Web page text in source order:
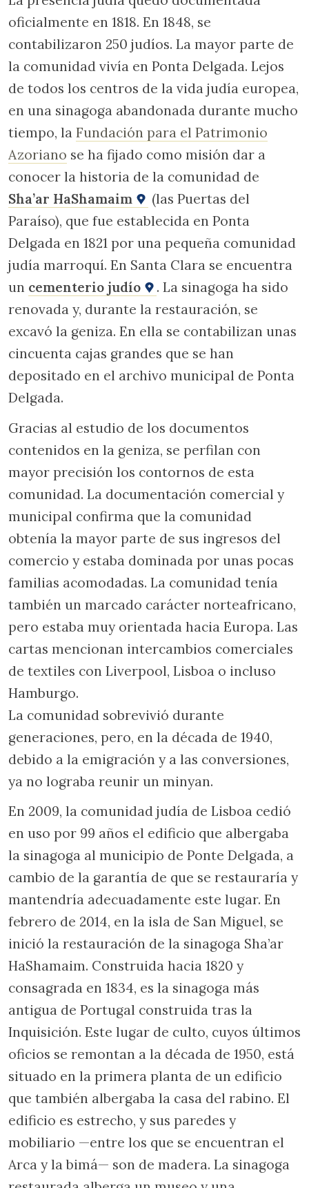
oficialmente en 1818. En 1848, se
contabilizaron 250 judíos. La mayor parte de
la comunidad vivía en Ponta Delgada. Lejos
de todos los centros de la vida judía europea,
en una sinagoga abandonada durante mucho
tiempo, la Fundación para el Patrimonio
Azoriano se ha fijado como misión dar a
conocer la historia de la comunidad de
Sha’ar HaShamaim
(las Puertas del
Paraíso), que fue establecida en Ponta
Delgada en 1821 por una pequeña comunidad
judía marroquí. En Santa Clara se encuentra
un cementerio judío
. La sinagoga ha sido
renovada y, durante la restauración, se
excavó la geniza. En ella se contabilizan unas
cincuenta cajas grandes que se han
depositado en el archivo municipal de Ponta
Delgada.
Gracias al estudio de los documentos
contenidos en la geniza, se perfilan con
mayor precisión los contornos de esta
comunidad. La documentación comercial y
municipal confirma que la comunidad
obtenía la mayor parte de sus ingresos del
comercio y estaba dominada por unas pocas
familias acomodadas. La comunidad tenía
también un marcado carácter norteafricano,
pero estaba muy orientada hacia Europa. Las
cartas mencionan intercambios comerciales
de textiles con Liverpool, Lisboa o incluso
Hamburgo.
La comunidad sobrevivió durante
generaciones, pero, en la década de 1940,
debido a la emigración y a las conversiones,
ya no lograba reunir un minyan.
En 2009, la comunidad judía de Lisboa cedió
en uso por 99 años el edificio que albergaba
la sinagoga al municipio de Ponte Delgada, a
cambio de la garantía de que se restauraría y
mantendría adecuadamente este lugar. En
febrero de 2014, en la isla de San Miguel, se
inició la restauración de la sinagoga Sha’ar
HaShamaim. Construida hacia 1820 y
consagrada en 1834, es la sinagoga más
antigua de Portugal construida tras la
Inquisición. Este lugar de culto, cuyos últimos
oficios se remontan a la década de 1950, está
situado en la primera planta de un edificio
que también albergaba la casa del rabino. El
edificio es estrecho, y sus paredes y
mobiliario —entre los que se encuentran el
Arca y la bimá— son de madera. La sinagoga